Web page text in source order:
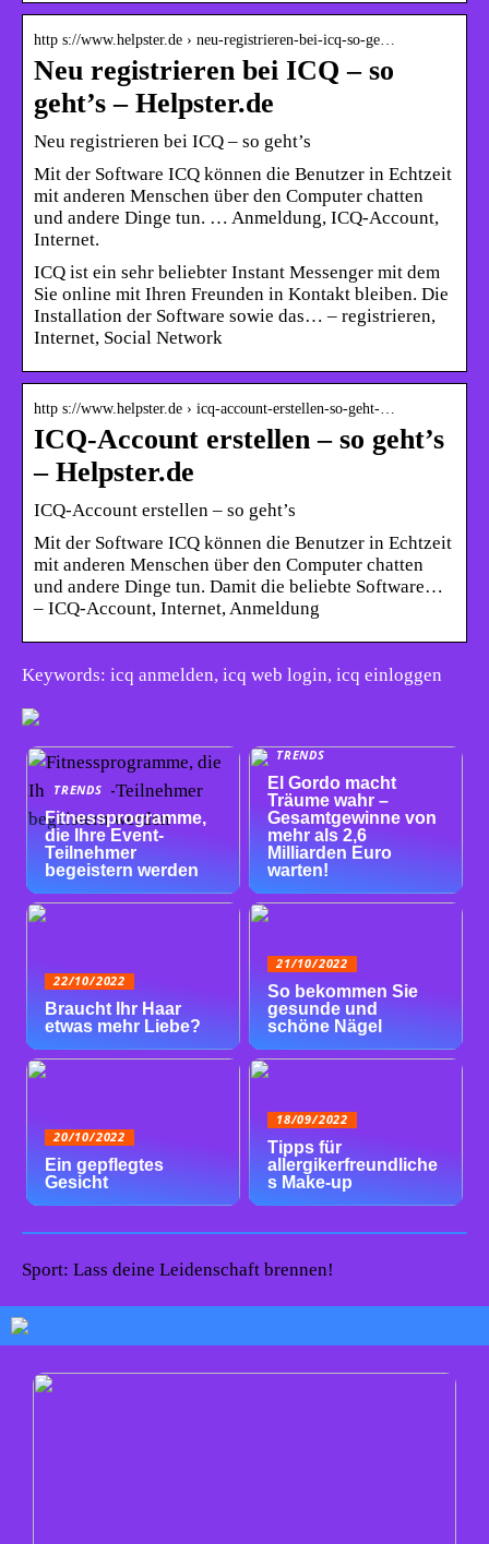
http s://www.helpster.de › neu-registrieren-bei-icq-so-ge…
Neu registrieren bei ICQ – so
geht’s – Helpster.de
Neu registrieren bei ICQ – so geht’s
Mit der Software ICQ können die Benutzer in Echtzeit
mit anderen Menschen über den Computer chatten
und andere Dinge tun. … Anmeldung, ICQ-Account,
Internet.
ICQ ist ein sehr beliebter Instant Messenger mit dem
Sie online mit Ihren Freunden in Kontakt bleiben. Die
Installation der Software sowie das… – registrieren,
Internet, Social Network
http s://www.helpster.de › icq-account-erstellen-so-geht-…
ICQ-Account erstellen – so geht’s
– Helpster.de
ICQ-Account erstellen – so geht’s
Mit der Software ICQ können die Benutzer in Echtzeit
mit anderen Menschen über den Computer chatten
und andere Dinge tun. Damit die beliebte Software…
– ICQ-Account, Internet, Anmeldung
Keywords: icq anmelden, icq web login, icq einloggen
TRENDS
Fitnessprogramme,
die Ihre Event-
Teilnehmer
begeistern werden
TRENDS
El Gordo macht
Träume wahr –
Gesamtgewinne von
mehr als 2,6
Milliarden Euro
warten!
22/10/2022
Braucht Ihr Haar
etwas mehr Liebe?
21/10/2022
So bekommen Sie
gesunde und
schöne Nägel
20/10/2022
Ein gepflegtes
Gesicht
18/09/2022
Tipps für
allergikerfreundliche
s Make-up
Sport: Lass deine Leidenschaft brennen!